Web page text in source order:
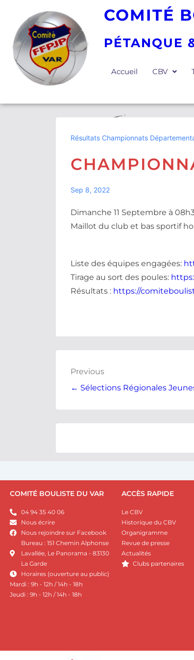
COMITÉ
PÉTANQUE
Accueil CBV
Résultats Championnats
Sep 8, 2022
Dimanche 11 Septembre à
Maillot du club et bas sportif
Liste des équipes engagées:
Tirage au sort des poules:
Résultats : https://
Previous
← Sélections Régionales
COMITÉ BOULISTE DU VAR
04 94 35 40 06
Nous écrire
Nous rejoindre sur Facebook
Bureau : 151 Chemin Alphonse
Lavallée, Le Panorama - 83130
La Garde
Horaires (ouverture au public)
Mardi : 9h - 12h / 14h - 18h
Jeudi : 9h - 12h / 14h - 18h
ACCÈS RAPIDE
Le CBV
Historique du CBV
Organigramme
Revue de presse
Actualités
Clubs partenaires